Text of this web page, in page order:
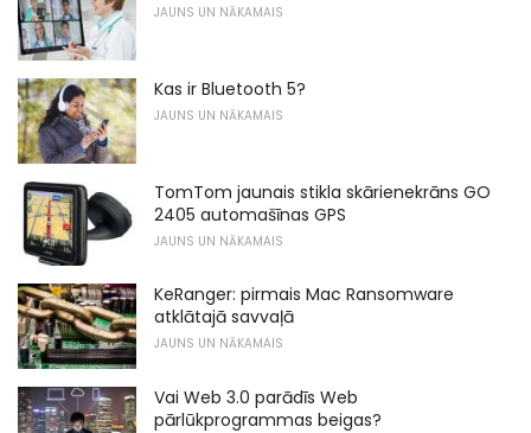
JAUNS UN NĀKAMAIS
Kas ir Bluetooth 5?
JAUNS UN NĀKAMAIS
TomTom jaunais stikla skārienekrāns GO
2405 automašīnas GPS
JAUNS UN NĀKAMAIS
KeRanger: pirmais Mac Ransomware
atklātajā savvaļā
JAUNS UN NĀKAMAIS
Vai Web 3.0 parādīs Web
pārlūkprogrammas beigas?